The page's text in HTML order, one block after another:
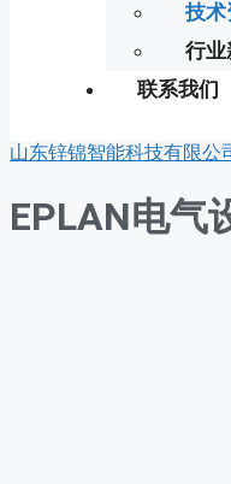
技术
行业
联系我们
山东锌锦智能科技有限公
EPLAN电气